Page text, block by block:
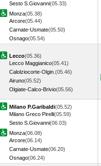
Sesto S.Giovanni(05.33)
Monza(05.38)
Arcore(05.44)
Carnate-Usmate(05.50)
Osnago(05.54)
Lecco(05.36)
Lecco Maggianico(05.41)
Calolziocorte-Olgin. (05.46)
Airuno(05.52)
Olgiate-Calco-Brivio(05.56)
Milano P.Garibaldi(05.52)
Milano Greco Pirelli(05.59)
Sesto S.Giovanni(06.03)
Monza(06.08)
Arcore(06.14)
Carnate-Usmate(06.20)
Osnago(06.24)